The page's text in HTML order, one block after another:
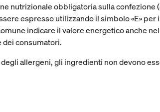
nutrizionale obbligatoria sulla confezione
espresso utilizzando il simbolo «E»
indicare il valore energetico anche
dei consumatori.
allergeni, gli ingredienti non devono